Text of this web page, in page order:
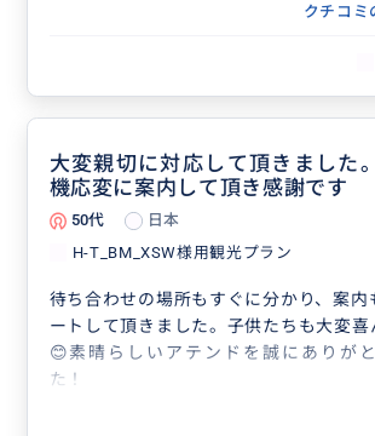
クチコミ
大変親切に対応して頂きました
機応変に案内して頂き感謝です
50代
日本
H-T_BM_XSW様用観光プラン
待ち合わせの場所もすぐに分かり、案内
ートして頂きました。子供たちも大変喜
😊素晴らしいアテンドを誠にありが
た！